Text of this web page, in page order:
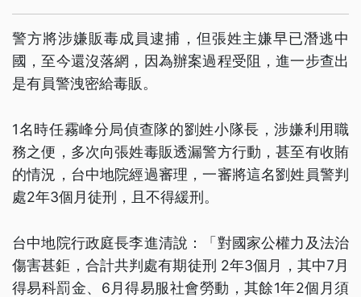
警方將涉嫌販毒成員逮捕，但張姓主嫌早已潛逃中
國，至今還沒落網，因為辦案過程受阻，進一步查出
是有員警洩密給毒販。
1名時任霧峰分局偵查隊的劉姓小隊長，涉嫌利用職
務之便，多次向張姓毒販透漏警方行動，甚至有收賄
的情況，台中地院經過審理，一審將這名劉姓員警判
處2年3個月徒刑，且不得緩刑。
台中地院行政庭長李進清說：「對國家公權力及法治
傷害甚鉅，合計共判處有期徒刑 2年3個月，其中7月
得易科罰金、6月得易服社會勞動，其餘1年2個月須